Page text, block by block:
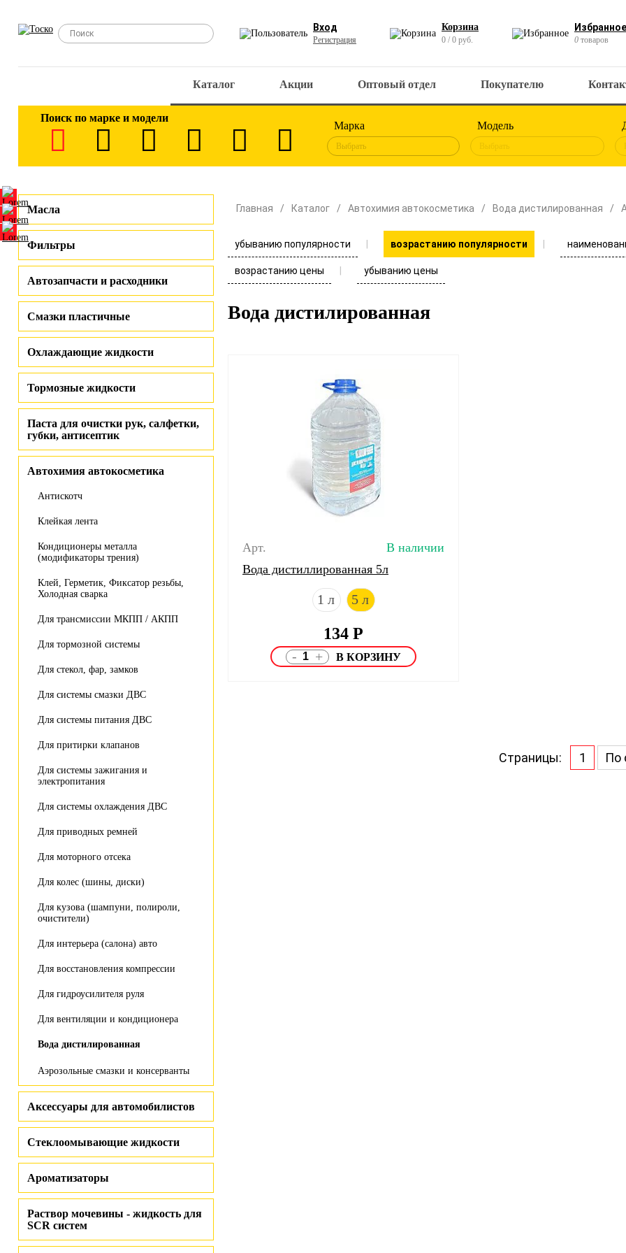
Вход
Регистрация
Корзина
0 / 0 руб.
Избранное
0 товаров
Каталог Акции Оптовый отдел Покупателю
Поиск по марке и модели
Марка
Выбрать
Модель
Выбрать
Масла
Фильтры
Автозапчасти и расходники
Смазки пластичные
Охлаждающие жидкости
Тормозные жидкости
Паста для очистки рук, салфетки,
губки, антисептик
Автохимия автокосметика
Антискотч
Клейкая лента
Кондиционеры металла
(модификаторы трения)
Клей, Герметик, Фиксатор резьбы,
Холодная сварка
Для трансмиссии МКПП / АКПП
Для тормозной системы
Для стекол, фар, замков
Для системы смазки ДВС
Для системы питания ДВС
Для притирки клапанов
Для системы зажигания и
электропитания
Для системы охлаждения ДВС
Для приводных ремней
Для моторного отсека
Для колес (шины, диски)
Для кузова (шампуни, полироли,
очистители)
Для интерьера (салона) авто
Для восстановления компрессии
Для гидроусилителя руля
Для вентиляции и кондиционера
Вода дистилированная
Аэрозольные смазки и консерванты
Аксессуары для автомобилистов
Стеклоомывающие жидкости
Ароматизаторы
Раствор мочевины - жидкость для
SCR систем
Главная Каталог Автохимия автокосметика Вода дистилированная
убыванию популярности возрастанию популярности
возрастанию цены убыванию цены
Вода дистилированная
Арт.
В наличии
Вода дистиллированная 5л
1 л 5 л
134 Р
- +
Страницы: 1 По